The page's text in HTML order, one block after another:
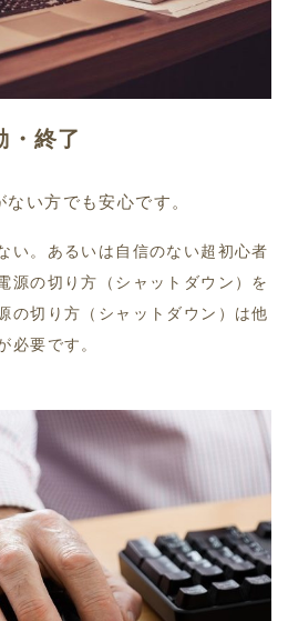
・終了
い方でも安心です。
い。あるいは自信のない超初心者
源の切り方（シャットダウン）を
の切り方（シャットダウン）は他
必要です。